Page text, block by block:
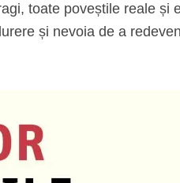
toate poveștile reale și
și nevoia de a